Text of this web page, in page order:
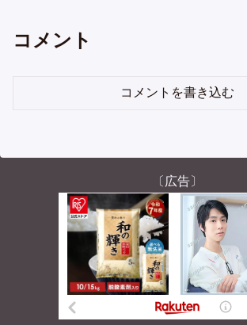
コメント
コメントを書き込む
〔広告〕